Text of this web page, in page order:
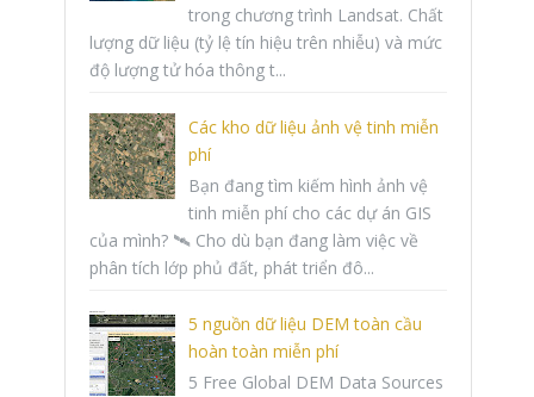
trong chương trình Landsat. Chất
lượng dữ liệu (tỷ lệ tín hiệu trên nhiễu) và mức
độ lượng tử hóa thông t...
Các kho dữ liệu ảnh vệ tinh miễn
phí
Bạn đang tìm kiếm hình ảnh vệ
tinh miễn phí cho các dự án GIS
của mình? 🛰️ Cho dù bạn đang làm việc về
phân tích lớp phủ đất, phát triển đô...
5 nguồn dữ liệu DEM toàn cầu
hoàn toàn miễn phí
5 Free Global DEM Data Sources